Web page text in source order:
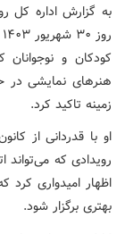
به گزارش اداره کل
کودکان و
هنرهای نمایشی در
زمینه تاکید کرد.
او با قدردانی از
رویدادی که
اظهار امیدواری
بهتری برگزار شود.